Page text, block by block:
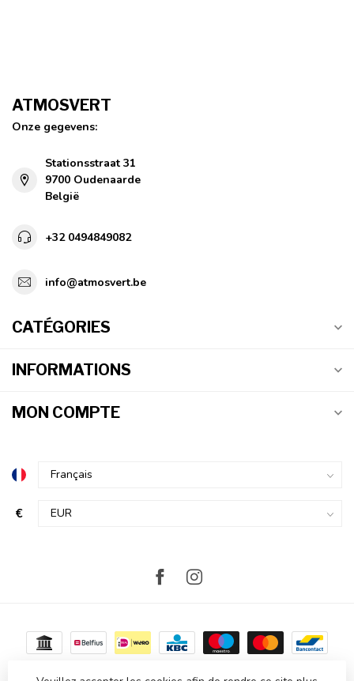
ATMOSVERT
Onze gegevens:
Stationsstraat 31
9700 Oudenaarde
België
+32 0494849082
info@atmosvert.be
CATÉGORIES
INFORMATIONS
MON COMPTE
€